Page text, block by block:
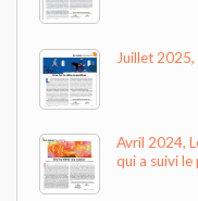
Juillet 2025,
Avril 2024,
qui a suivi le